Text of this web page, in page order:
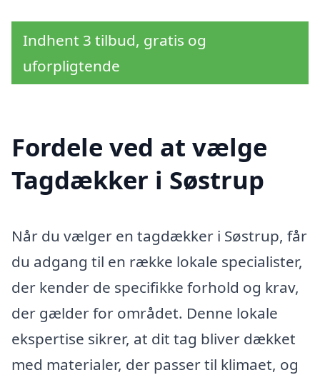
Indhent 3 tilbud, gratis og
uforpligtende
Fordele ved at vælge
Tagdækker i Søstrup
Når du vælger en tagdækker i Søstrup, får
du adgang til en række lokale specialister,
der kender de specifikke forhold og krav,
der gælder for området. Denne lokale
ekspertise sikrer, at dit tag bliver dækket
med materialer, der passer til klimaet, og